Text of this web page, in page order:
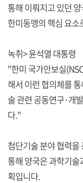
통해 이뤄지고 있던
한미동맹의 핵심 요
녹취> 윤석열 대통령
"한미 국가안보실
해서 이런 협의체를
술 관련 공동연구·개
다."
첨단기술 분야 협력
통해 양국은 과학기
획입니다.